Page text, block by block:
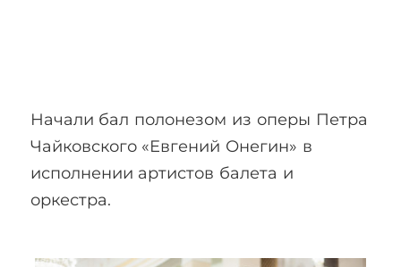
Начали бал полонезом из оперы Петра
Чайковского «Евгений Онегин» в
исполнении артистов балета и
оркестра.